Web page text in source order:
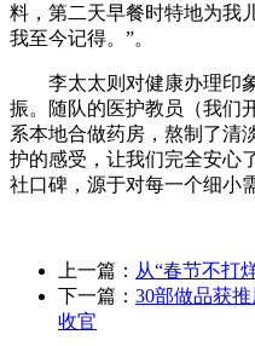
料，第二天早餐时特地为我
我至今记得。”。
李太太则对健康办理印象
振。随队的医护教员（我们
系本地合做药房，熬制了清
护的感受，让我们完全安心
社口碑，源于对每一个细小
上一篇： 从“春节不打
下一篇： 30部做品获
收官